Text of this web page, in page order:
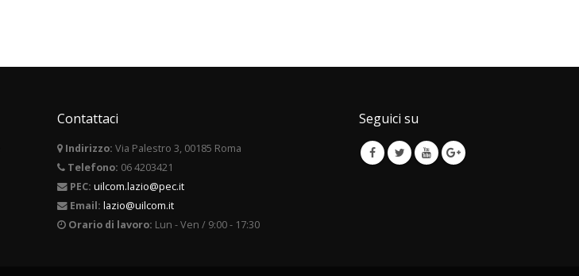
Contattaci
Indirizzo: Via Palestro 3, 00185 Roma
Telefono: 06 4203421
PEC: uilcom.lazio@pec.it
Email: lazio@uilcom.it
Orario di lavoro: Lun - Ven / 9:00 - 17:30
Seguici su